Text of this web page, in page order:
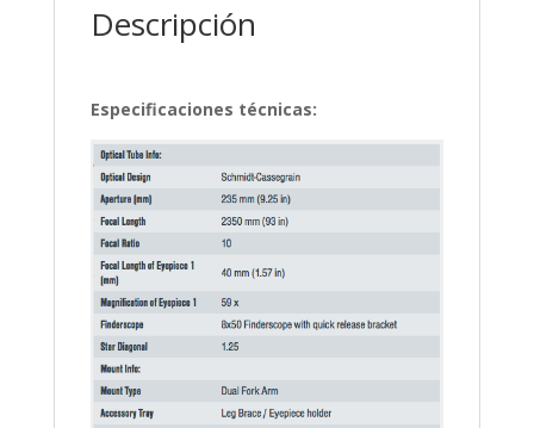
Descripción
Especificaciones técnicas: